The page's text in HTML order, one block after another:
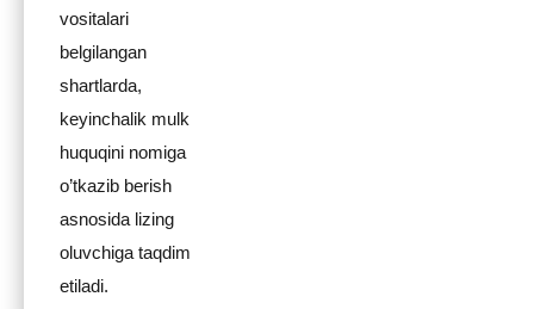
vositalari
belgilangan
shartlarda,
keyinchalik mulk
huquqini nomiga
o’tkazib berish
asnosida lizing
oluvchiga taqdim
etiladi.